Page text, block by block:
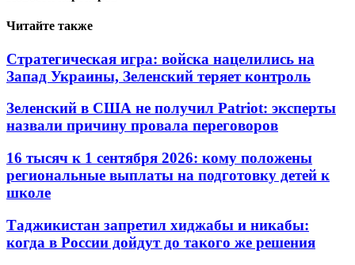
Читайте также
Стратегическая игра: войска нацелились на
Запад Украины, Зеленский теряет контроль
Зеленский в США не получил Patriot: эксперты
назвали причину провала переговоров
16 тысяч к 1 сентября 2026: кому положены
региональные выплаты на подготовку детей к
школе
Таджикистан запретил хиджабы и никабы:
когда в России дойдут до такого же решения